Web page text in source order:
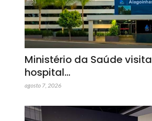
Ministério da Saúde visita
hospital…
agosto 7, 2026